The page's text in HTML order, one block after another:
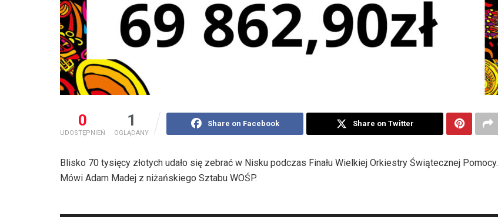
0
UDOSTĘPNIEŃ
1
OGLĄDANY
Share on Facebook Share on Twitter
Blisko 70 tysięcy złotych udało się zebrać w Nisku podczas Finału Wielkiej Orkiestry Świątecznej Pomocy.
Mówi Adam Madej z niżańskiego Sztabu WOŚP.